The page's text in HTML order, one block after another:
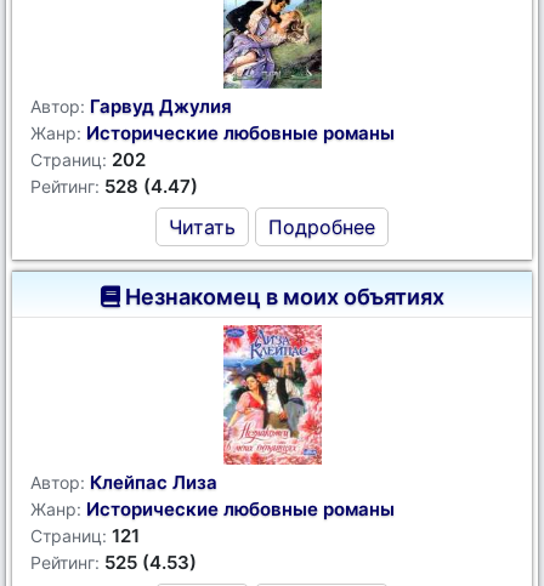
Автор: Гарвуд Джулия
Жанр: Исторические любовные романы
Страниц: 202
Рейтинг: 528 (4.47)
Читать Подробнее
Незнакомец в моих объятиях
Автор: Клейпас Лиза
Жанр: Исторические любовные романы
Страниц: 121
Рейтинг: 525 (4.53)